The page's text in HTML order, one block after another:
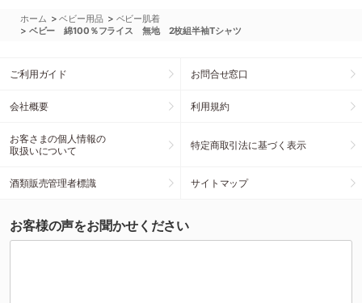
ホーム >ベビー用品 > ベビー肌着
> ベビー 綿100％フライス 無地 2枚組半袖Tシャツ
ご利用ガイド お問合せ窓口
会社概要 利用規約
お客さまの個人情報の
取扱いについて
特定商取引法に基づく表示
酒類販売管理者標識 サイトマップ
お客様の声をお聞かせください